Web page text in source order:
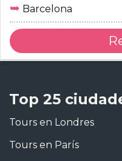
➥ Barcelona
Top 25
Tours en Londres
Tours en París